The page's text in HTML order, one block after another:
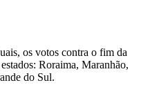
os votos contra o fim da
Roraima, Maranhão,
do Sul.